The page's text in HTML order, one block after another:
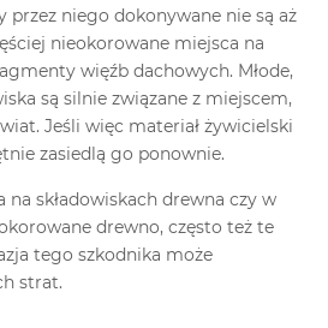
przez niego dokonywane nie są aż
nieokorowane miejsca na
więźb dachowych. Młode,
są silnie związane z miejscem,
Jeśli więc materiał żywicielski
zasiedlą go ponownie.
na składowiskach drewna czy w
drewno, często też te
tego szkodnika może
strat.